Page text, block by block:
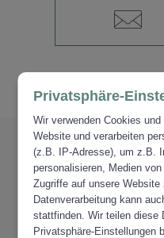
PARTNER
Privatsphäre-
Wir verwenden Cookies
Website und verarbeiten
(z.B. IP-Adresse), um z.B.
personalisieren, Medien
Zugriffe auf unsere
Datenverarbeitung kann
stattfinden. Wir teilen diese
Privatsphäre-Einstellungen